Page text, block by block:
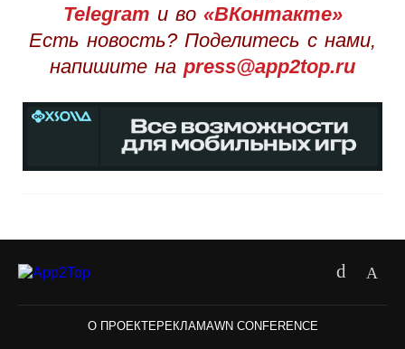
Telegram и во «ВКонтакте»
Есть новость? Поделитесь с нами,
напишите на press@app2top.ru
О ПРОЕКТЕ РЕКЛАМАWN CONFERENCE